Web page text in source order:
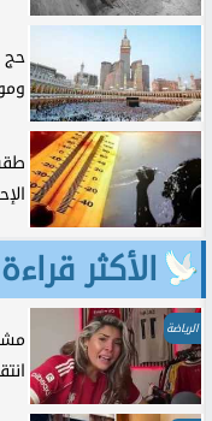
الأكثر قراءة
الرياضة